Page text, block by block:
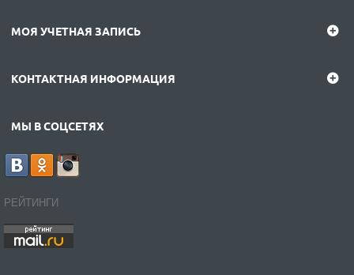
МОЯ УЧЕТНАЯ ЗАПИСЬ
КОНТАКТНАЯ ИНФОРМАЦИЯ
МЫ В СОЦСЕТЯХ
РЕЙТИНГИ